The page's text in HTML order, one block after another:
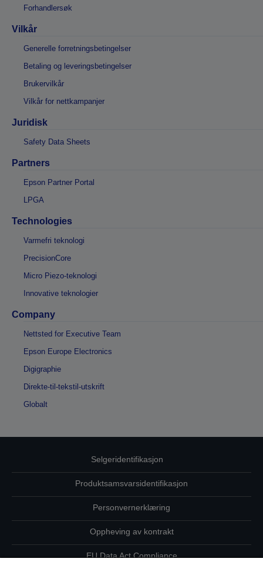
Forhandlersøk
Vilkår
Generelle forretningsbetingelser
Betaling og leveringsbetingelser
Brukervilkår
Vilkår for nettkampanjer
Juridisk
Safety Data Sheets
Partners
Epson Partner Portal
LPGA
Technologies
Varmefri teknologi
PrecisionCore
Micro Piezo-teknologi
Innovative teknologier
Company
Nettsted for Executive Team
Epson Europe Electronics
Digigraphie
Direkte-til-tekstil-utskrift
Globalt
Selgeridentifikasjon
Produktsamsvarsidentifikasjon
Personvernerklæring
Oppheving av kontrakt
EU Data Act Compliance